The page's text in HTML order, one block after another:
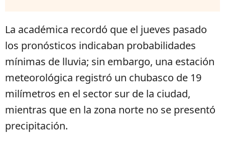
La académica recordó que el jueves pasado
los pronósticos indicaban probabilidades
mínimas de lluvia; sin embargo, una estación
meteorológica registró un chubasco de 19
milímetros en el sector sur de la ciudad,
mientras que en la zona norte no se presentó
precipitación.